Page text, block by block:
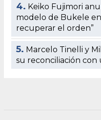
4. Keiko Fujimori
modelo de Bukele
recuperar el orden”
5. Marcelo Tinelli y
su reconciliación